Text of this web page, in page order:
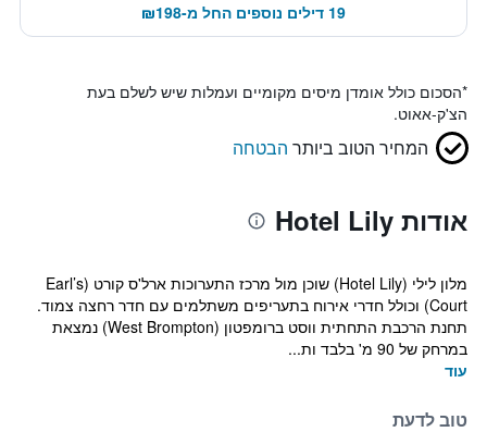
19 דילים נוספים החל מ-₪198
*הסכום כולל אומדן מיסים מקומיים ועמלות שיש לשלם בעת
הצ'ק-אאוט.
המחיר הטוב ביותר הבטחה
אודות Hotel Lily
מלון לילי (Hotel Lily) שוכן מול מרכז התערוכות ארל'ס קורט (Earl’s
Court) וכולל חדרי אירוח בתעריפים משתלמים עם חדר רחצה צמוד.
תחנת הרכבת התחתית ווסט ברומפטון (West Brompton) נמצאת
במרחק של 90 מ' בלבד ות...
עוד
טוב לדעת